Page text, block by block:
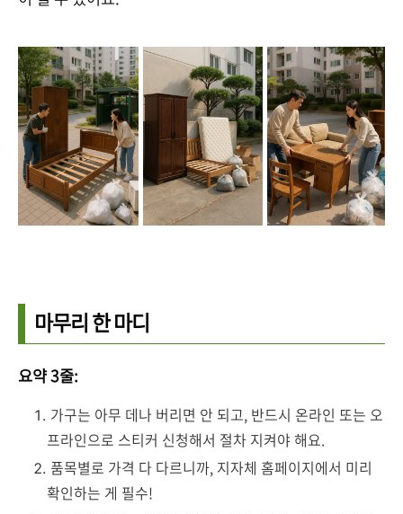
마무리 한 마디
요약 3줄:
가구는 아무 데나 버리면 안 되고, 반드시 온라인 또는 오
프라인으로 스티커 신청해서 절차 지켜야 해요.
품목별로 가격 다 다르니까, 지자체 홈페이지에서 미리
확인하는 게 필수!